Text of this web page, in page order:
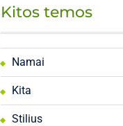
Kitos temos
Namai
Kita
Stilius